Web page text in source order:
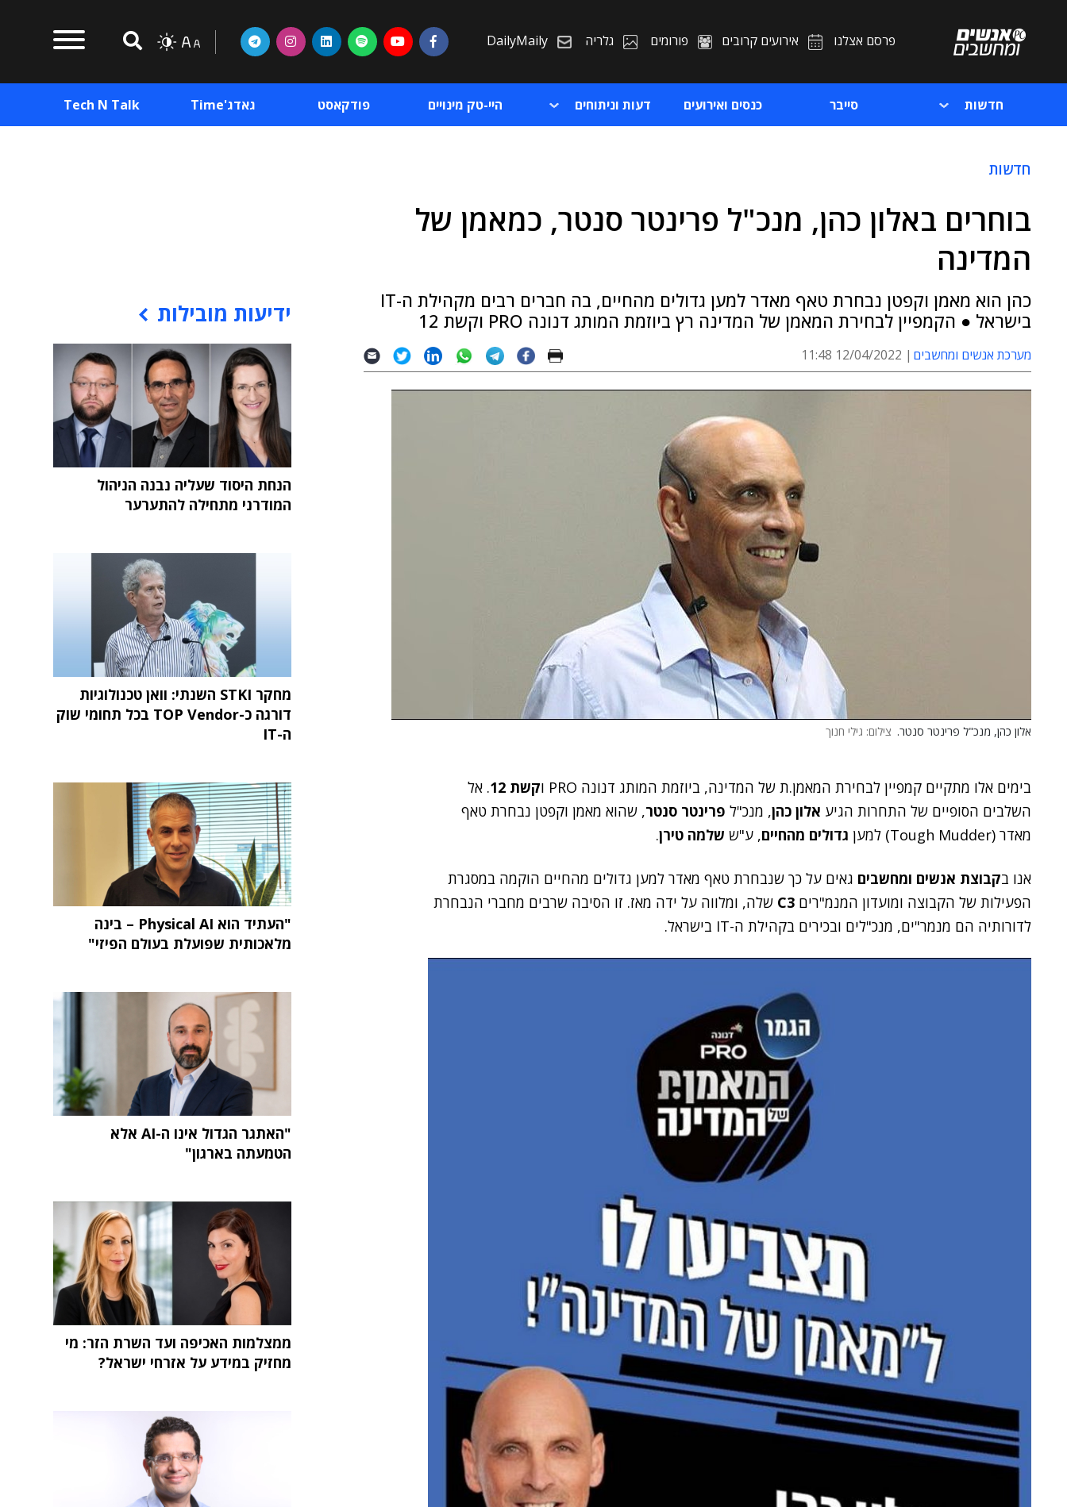
פרסם אצלנו אירועים קרובים פורומים גלריה DailyMaily
חדשות סייבר כנסים ואירועים דעות וניתוחים היי-טק מינויים פודקאסט גאדג'Time Tech N Talk
חדשות
בוחרים באלון כהן, מנכ"ל פרינטר סנטר, כמאמן של
המדינה
כהן הוא מאמן וקפטן נבחרת טאף מאדר למען גדולים מהחיים, בה חברים רבים מקהילת ה-IT
בישראל ● הקמפיין לבחירת המאמן של המדינה רץ ביוזמת המותג דנונה PRO וקשת 12
מערכת אנשים ומחשבים 12/04/2022 11:48
אלון כהן, מנכ"ל פרינטר סנטר. צילום: גילי חנוך
בימים אלו מתקיים קמפיין לבחירת המאמן.ת של המדינה, ביוזמת המותג דנונה PRO ו קשת 12
. אל
השלבים הסופיים של התחרות הגיע אלון כהן, מנכ"ל פרינטר סנטר, שהוא מאמן וקפטן נבחרת טאף
מאדר (Tough Mudder) למען גדולים מהחיים, ע"ש שלמה טירן.
אנו בקבוצת אנשים ומחשבים גאים על כך שנבחרת טאף מאדר למען גדולים מהחיים הוקמה במסגרת
הפעילות של הקבוצה ומועדון המנמ"רים
שלה, ומלווה על ידה מאז. זו הסיבה שרבים מחברי הנבחרת
לדורותיה הם מנמר"ים, מנכ"לים ובכירים בקהילת ה-IT בישראל.
ידיעות מובילות
הנחת היסוד שעליה נבנה הניהול
המודרני מתחילה להתערער
מחקר STKI השנתי: וואן טכנולוגיות
דורגה כ-TOP Vendor בכל תחומי שוק
ה-IT
"העתיד הוא Physical AI – בינה
מלאכותית שפועלת בעולם הפיזי"
"האתגר הגדול אינו ה-AI אלא
הטמעתה בארגון"
ממצלמות האכיפה ועד השרת הזר: מי
מחזיק במידע על אזרחי ישראל?